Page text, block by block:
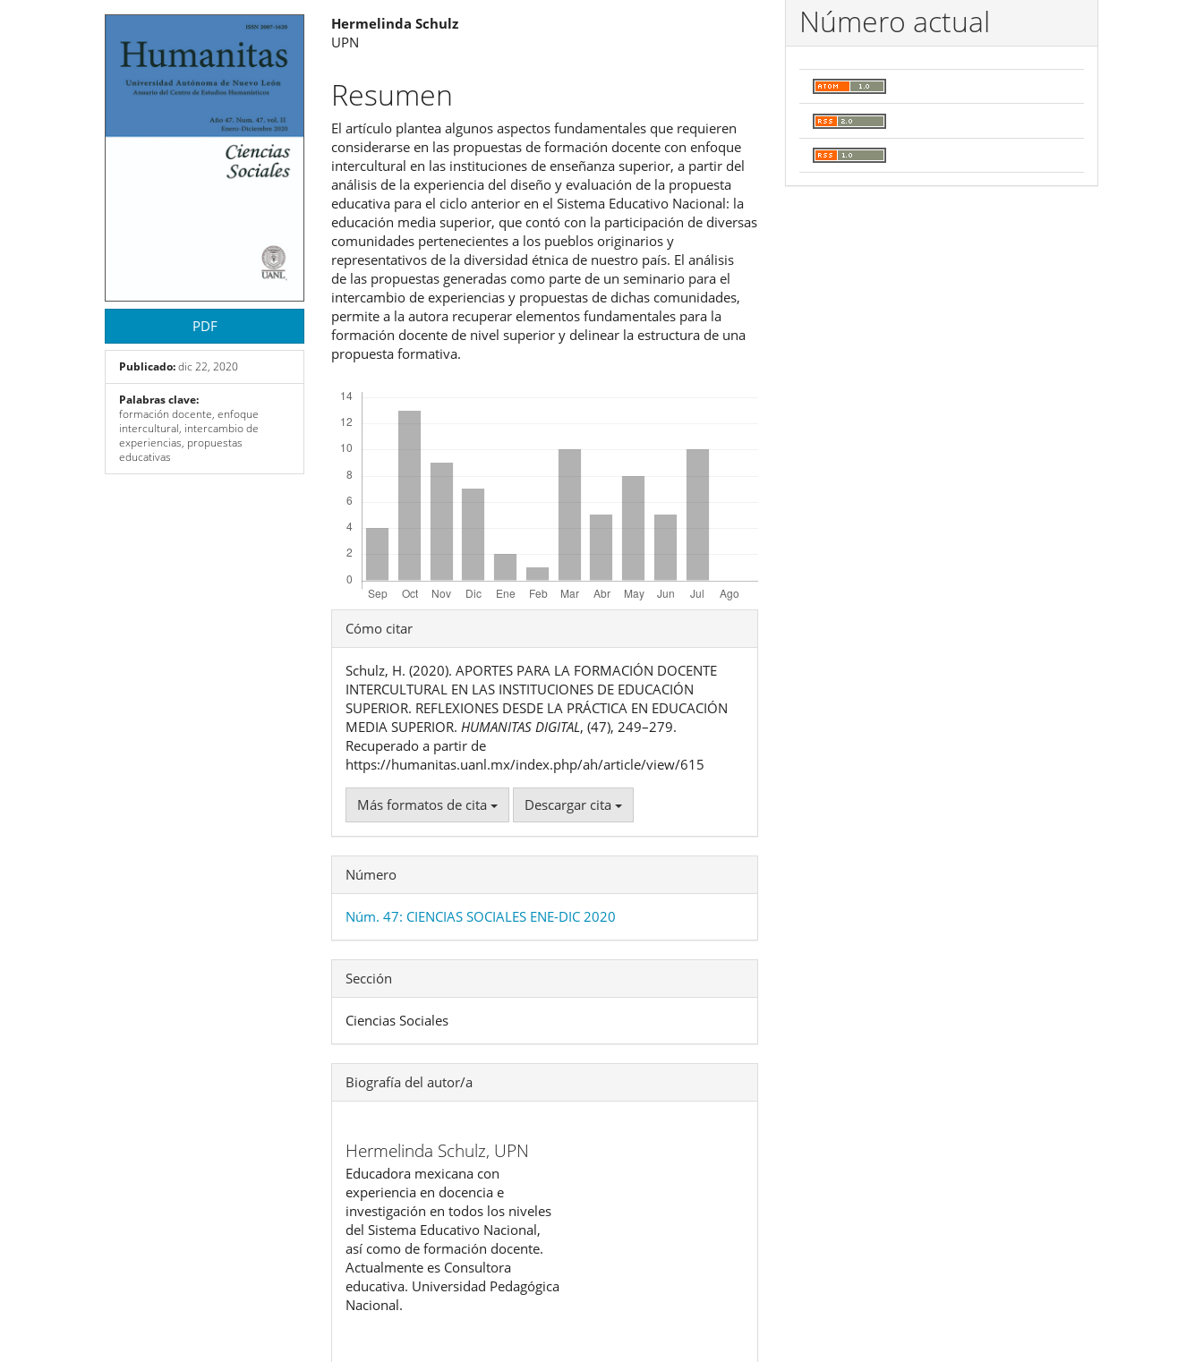
Barra
lateral
del
PDF
Publicado:dic 22, 2020
Palabras clave:
formación docente, enfoque
intercultural, intercambio de
experiencias, propuestas
educativas
Contenido
principal
del
artículo
Hermelinda Schulz
UPN
Resumen
El artículo plantea algunos aspectos fundamentales que requieren
considerarse en las propuestas de formación docente con enfoque
intercultural en las instituciones de enseñanza superior, a partir del
análisis de la experiencia del diseño y evaluación de la propuesta
educativa para el ciclo anterior en el Sistema Educativo Nacional: la
educación media superior, que contó con la participación de diversas
comunidades pertenecientes a los pueblos originarios y
representativos de la diversidad étnica de nuestro país. El análisis
de las propuestas generadas como parte de un seminario para el
intercambio de experiencias y propuestas de dichas comunidades,
permite a la autora recuperar elementos fundamentales para la
formación docente de nivel superior y delinear la estructura de una
propuesta formativa.
Detalles
del
artículo
Cómo citar
Schulz, H. (2020). APORTES PARA LA FORMACIÓN DOCENTE
INTERCULTURAL EN LAS INSTITUCIONES DE EDUCACIÓN
SUPERIOR. REFLEXIONES DESDE LA PRÁCTICA EN EDUCACIÓN
MEDIA SUPERIOR. HUMANITAS DIGITAL, (47), 249–279.
Recuperado a partir de
https://humanitas.uanl.mx/index.php/ah/article/view/615
Más formatos de cita Descargar cita
Número
Núm. 47: CIENCIAS SOCIALES ENE-DIC 2020
Sección
Ciencias Sociales
Biografía del autor/a
Hermelinda Schulz, UPN
Educadora mexicana con
experiencia en docencia e
investigación en todos los niveles
del Sistema Educativo Nacional,
así como de formación docente.
Actualmente es Consultora
educativa. Universidad Pedagógica
Nacional.
Número actual